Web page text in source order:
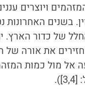
ויוצרים
בשנים
של כדור הארץ.
את אורה
אל מול כמות